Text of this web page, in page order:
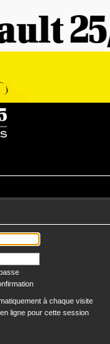
à chaque visite
ligne pour cette session